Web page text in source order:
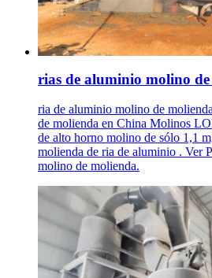
rias de aluminio molino
ria de aluminio molino de
de molienda en China Molinos
de alto horno molino de sólo 1,1
molienda de ria de aluminio . Ver
molino de molienda.